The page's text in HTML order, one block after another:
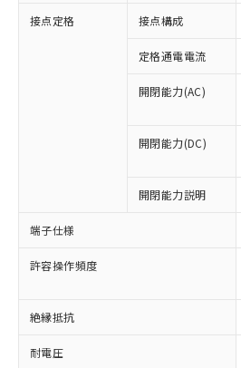
接点定格 接点構成
定格通電電流
開閉能力(AC)
開閉能力(DC)
開閉能力説明
端子仕様
許容操作頻度
絶縁抵抗
耐電圧
ご利用条件
以下の条件をお読みいただ
本サービスは、当社
商品の当社在庫状況お
(税抜)を提供させて
当社制御機器事業取
本サービスの対象外
ことをご了承くださ
在庫状況および標準
記載している更新日
タに基づき作成され
準価格とは異なる場
対応予定：EU RoHS指令（
有に対応した製品に切り替
対応予定なし：EU RoHS
非含有に非対応の商品で、
調査・確認中：EU RoHS
非含有の対応状況を調査中
非該当品：ライセンス料な
害物質有無と関係のない商
仕入先様の事情により、非
いたものが、含有品と判明
むを得ず変更することがあ
*EU RoHS指令（10物質）：
鉛(Pb) 1000ppm以下、 水銀(Hg)
六価クロム(Cr(Ⅵ)) 1000ppm以下
「○」：最大均質材料含有
基準値以下であることを示
「×」：最大均質材料含有
基準値を超えていることを
「－」：未確認です。当社
当社は、これら貴社
為替および外国貿易
（以下｢規制貨物等」
または国外への提供
国政府の輸出許可(ま
可)を取得するなどの